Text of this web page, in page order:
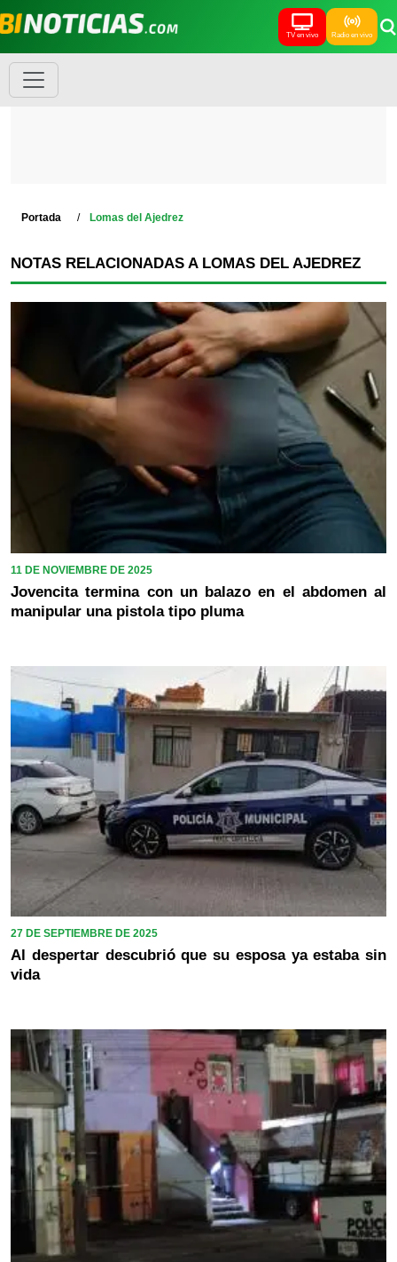
TV en vivo Radio en vivo
Portada Lomas del Ajedrez
NOTAS RELACIONADAS A LOMAS DEL AJEDREZ
11 DE NOVIEMBRE DE 2025
Jovencita termina con un balazo en el abdomen al
manipular una pistola tipo pluma
27 DE SEPTIEMBRE DE 2025
Al despertar descubrió que su esposa ya estaba sin
vida